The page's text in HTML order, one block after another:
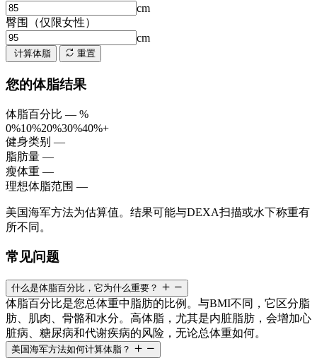
cm
臀围（仅限女性）
cm
计算体脂 重置
您的体脂结果
体脂百分比 — %
0%10%20%30%40%+
健身类别 —
脂肪量 —
瘦体重 —
理想体脂范围 —
美国海军方法为估算值。结果可能与DEXA扫描或水下称重有
所不同。
常见问题
什么是体脂百分比，它为什么重要？
体脂百分比是您总体重中脂肪的比例。与BMI不同，它区分脂
肪、肌肉、骨骼和水分。高体脂，尤其是内脏脂肪，会增加心
脏病、糖尿病和代谢疾病的风险，无论总体重如何。
美国海军方法如何计算体脂？